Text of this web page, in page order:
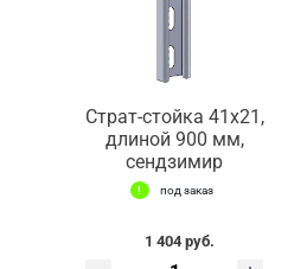
Страт-стойка 41х21,
длиной 900 мм,
сендзимир
под заказ
1 404 руб.